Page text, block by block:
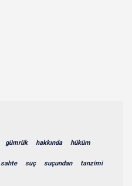
gümrük hakkında hüküm
sahte suç suçundan tanzimi